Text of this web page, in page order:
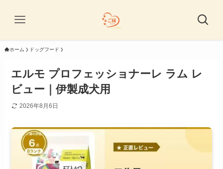
ホーム ドッグフード
エルモ プロフェッショナーレ ラム レ
ビュー｜伊製成犬用
2026年8月6日